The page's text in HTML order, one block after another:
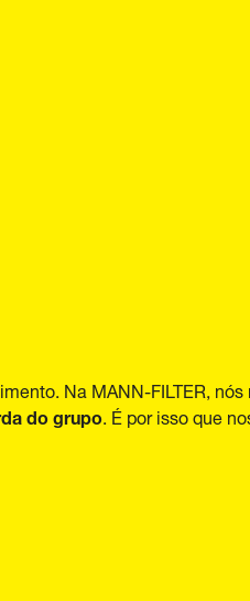
Na MANN-FILTER,
do grupo. É por isso que